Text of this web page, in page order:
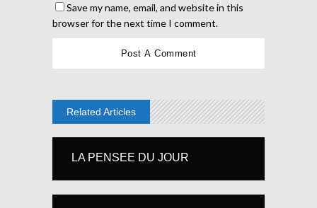
Save my name, email, and website in this
browser for the next time I comment.
Related Articles
LA PENSEE DU JOUR